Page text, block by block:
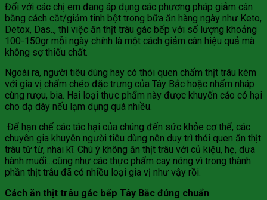
Đối với các chị em đang áp dụng các phương pháp giảm cân
bằng cách cắt/giảm tinh bột trong bữa ăn hàng ngày như Keto,
Detox, Das.., thì việc ăn thịt trâu gác bếp với số lượng khoảng
100-150gr mỗi ngày chính là một cách giảm cân hiệu quả mà
không sợ thiếu chất.
Ngoài ra, người tiêu dùng hay có thói quen chấm thịt trâu kèm
với gia vị chẩm chéo đặc trưng của Tây Bắc hoặc nhấm nháp
cùng rượu, bia. Hai loại thực phẩm này được khuyến cáo có hại
cho dạ dày nếu lạm dụng quá nhiều.
Để hạn chế các tác hại của chúng đến sức khỏe cơ thể, các
chuyên gia khuyên người tiêu dùng nên duy trì thói quen ăn thịt
trâu từ từ, nhai kĩ. Chú ý không ăn thịt trâu với củ kiệu, hẹ, dưa
hành muối…cũng như các thực phẩm cay nóng vì trong thành
phần thịt trâu đã có nhiều loại gia vị như vậy rồi.
Cách ăn thịt trâu gác bếp Tây Bắc đúng chuẩn